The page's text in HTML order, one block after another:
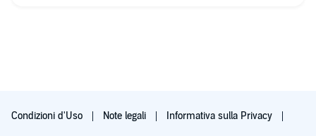
Condizioni d'Uso Note legali Informativa sulla Privacy